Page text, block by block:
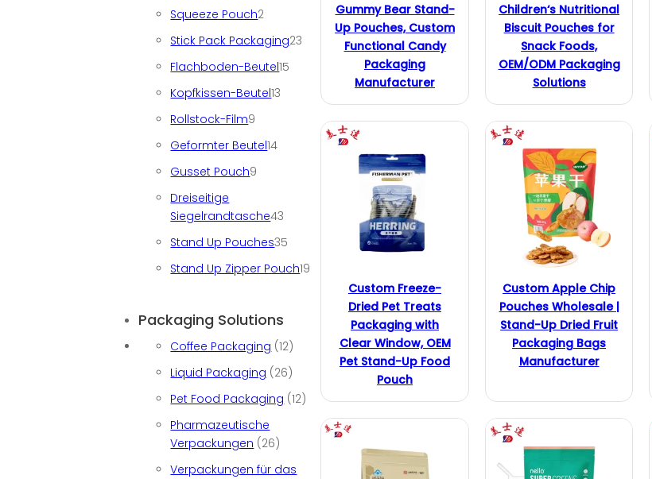
Squeeze Pouch22 Produkte
Stick Pack Packaging23 23 Produkte
Flachboden-Beutel15
Kopfkissen-Beutel13 13 Produkte
Rollstock-Film9
Geformter Beutel1414 Produkte
Gusset Pouch9
Dreiseitige
Siegelrandtasche43
Stand Up Pouches35
Stand Up Zipper Pouch19
Packaging Solutions
Coffee Packaging (12)
Liquid Packaging (26)
Pet Food Packaging (12)
Pharmazeutische
Verpackungen (26)
Verpackungen für das
Gummy Bear Stand-
Up Pouches, Custom
Functional Candy
Packaging
Manufacturer
Children‘s Nutritional
Biscuit Pouches for
Snack Foods,
OEM/ODM Packaging
Solutions
Custom Freeze-
Dried Pet Treats
Packaging with
Clear Window, OEM
Pet Stand-Up Food
Pouch
Custom Apple Chip
Pouches Wholesale |
Stand-Up Dried Fruit
Packaging Bags
Manufacturer